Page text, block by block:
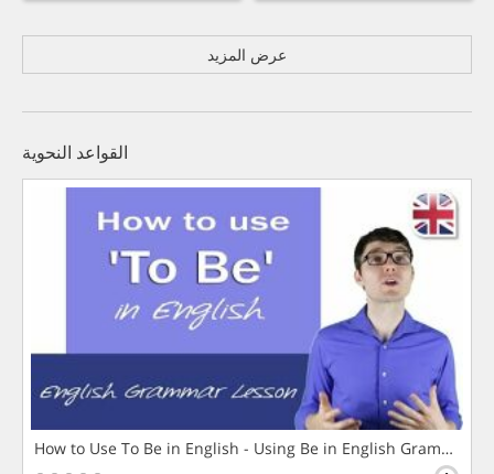
عرض المزيد
القواعد النحوية
How to Use To Be in English - Using Be in English Grammar